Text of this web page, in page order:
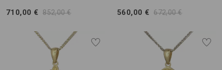
710,00 € 852,00 €
560,00 € 672,00 €